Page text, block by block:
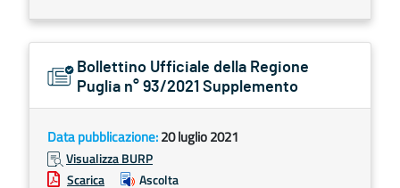
Bollettino Ufficiale della Regione
Puglia n° 93/2021 Supplemento
Data pubblicazione:20 luglio 2021
Visualizza BURP
Scarica
Ascolta